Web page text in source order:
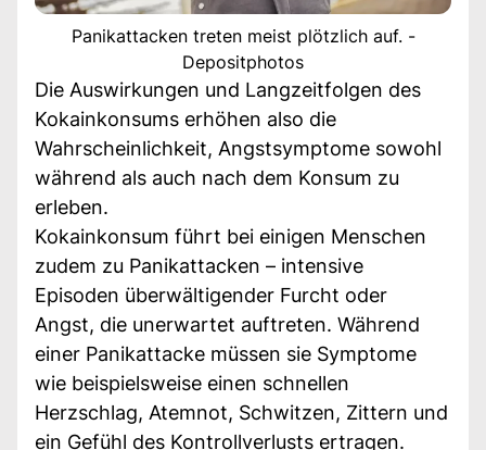
Panikattacken treten meist plötzlich auf. -
Depositphotos
Die Auswirkungen und Langzeitfolgen des
Kokainkonsums erhöhen also die
Wahrscheinlichkeit, Angstsymptome sowohl
während als auch nach dem Konsum zu
erleben.
Kokainkonsum führt bei einigen Menschen
zudem zu Panikattacken – intensive
Episoden überwältigender Furcht oder
Angst, die unerwartet auftreten. Während
einer Panikattacke müssen sie Symptome
wie beispielsweise einen schnellen
Herzschlag, Atemnot, Schwitzen, Zittern und
ein Gefühl des Kontrollverlusts ertragen.